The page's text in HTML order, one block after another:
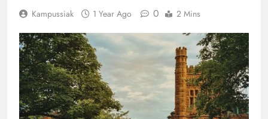
Kampussiak 1 Year Ago 0 2 Mins